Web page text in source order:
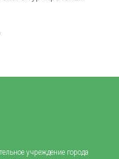
учреждение города